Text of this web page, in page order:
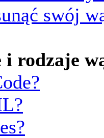
swój
i rodzaje